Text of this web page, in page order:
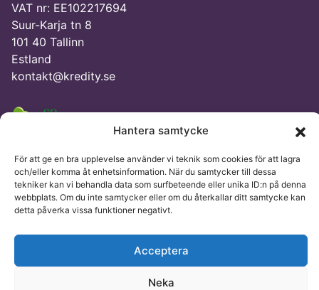
Hantera samtycke
För att ge en bra upplevelse använder vi teknik som cookies för att lagra
och/eller komma åt enhetsinformation. När du samtycker till dessa
tekniker kan vi behandla data som surfbeteende eller unika ID:n på denna
webbplats. Om du inte samtycker eller om du återkallar ditt samtycke kan
detta påverka vissa funktioner negativt.
Acceptera
Neka
VAT nr: EE102217694
Suur-Karja tn 8
101 40 Tallinn
Estland
kontakt@kredity.se
© Kredity 2026